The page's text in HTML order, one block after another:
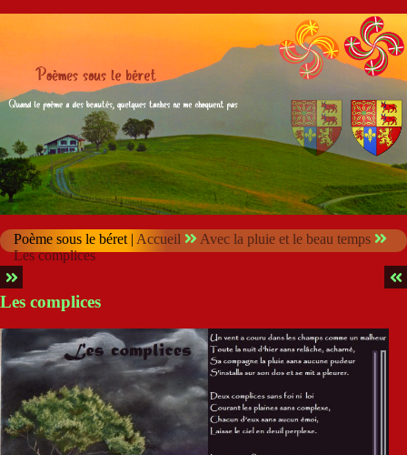
Poème sous le béret | Accueil
Avec la pluie et le beau temps
Les complices
Les complices